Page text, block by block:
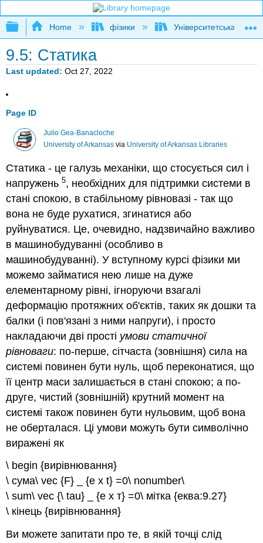
Expand/collapse global hierarchy
Home фізики Університетська
9.5: Статика
Last updated Oct 27, 2022
Page ID
Julio Gea-Banacloche
University of Arkansasvia University of Arkansas Libraries
Статика - це галузь механіки, що стосується сил і
напружень5, необхідних для підтримки системи в
стані спокою, в стабільному рівновазі - так що
вона не буде рухатися, згинатися або
руйнуватися. Це, очевидно, надзвичайно важливо
в машинобудуванні (особливо в
машинобудуванні). У вступному курсі фізики ми
можемо займатися нею лише на дуже
елементарному рівні, ігноруючи взагалі
деформацію протяжних об'єктів, таких як дошки та
балки (і пов'язані з ними напруги), і просто
накладаючи дві прості умови статичної
рівноваги: по-перше, сітчаста (зовнішня) сила на
системі повинен бути нуль, щоб переконатися, що
її центр маси залишається в стані спокою; а по-
друге, чистий (зовнішній) крутний момент на
системі також повинен бути нульовим, щоб вона
не оберталася. Ці умови можуть бути символічно
виражені як
\ begin {вирівнювання}
\ сума\ vec {F} _ {e x t} =0\ nonumber\
\ sum\ vec {\ tau} _ {е х т} =0\ мітка {еква:9.27}
\ кінець {вирівнювання}
Ви можете запитати про те, в якій точці слід